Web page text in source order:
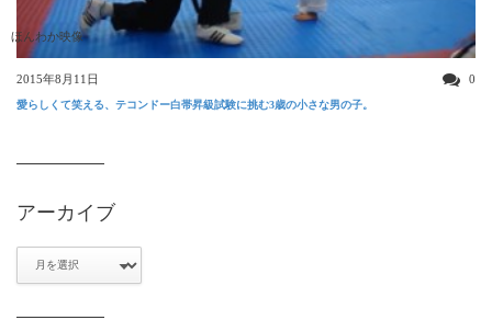
ほんわか映像
2015年8月11日 0
愛らしくて笑える、テコンドー白帯昇級試験に挑む3歳の小さな男の子。
アーカイブ